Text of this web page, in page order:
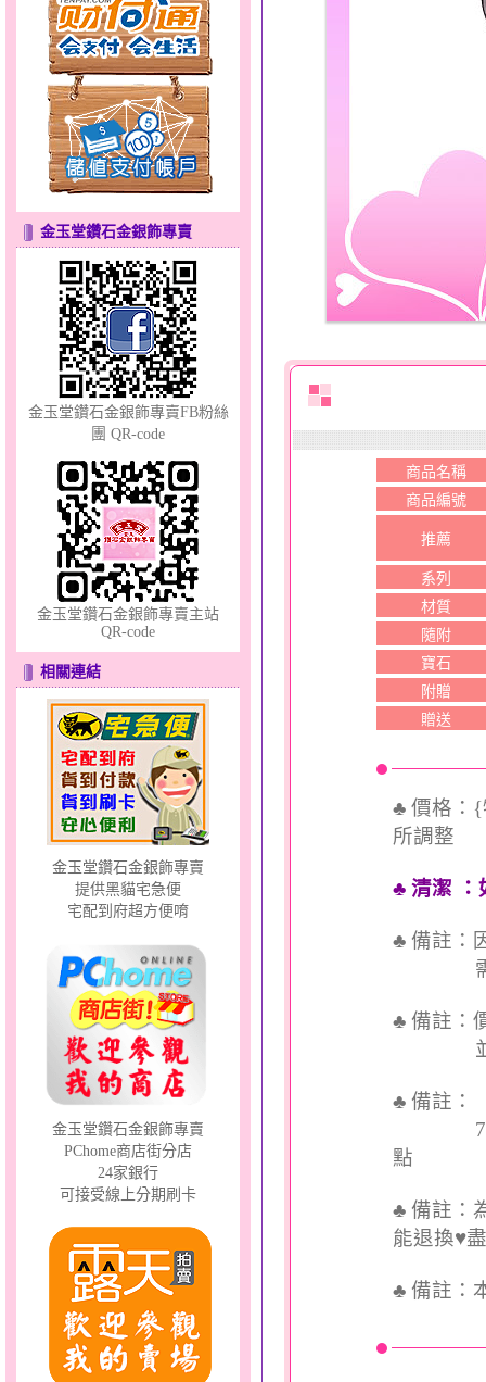
許願星光～黃金墜
幸福溫暖～金銀鋼套鍊
十字架～銀鋼套鍊
金玉堂鑽石金銀飾專賣
金玉堂鑽石金銀飾專賣FB粉絲
團 QR-code
金玉堂鑽石金銀飾專賣主站
QR-code
相關連結
金玉堂鑽石金銀飾專賣
提供黑貓宅急便
宅配到府超方便唷
金玉堂鑽石金銀飾專賣
PChome商店街分店
24家銀行
可接受線上分期刷卡
商品名稱
商品編號
推薦
系列
材質
隨附
寶石
附贈
贈送
♣ 價格：{
所調整
♣ 清潔 ：
♣ 備註：
需依實
♣ 備註：
並交付
♣ 備註：
7個工
點
♣ 備註：
能退換♥
♣ 備註：